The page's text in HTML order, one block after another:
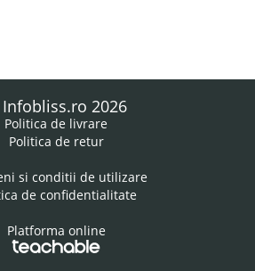
2026
Politica de livrare
Politica de retur
si conditii de utilizare
de confidentialitate
Platforma online